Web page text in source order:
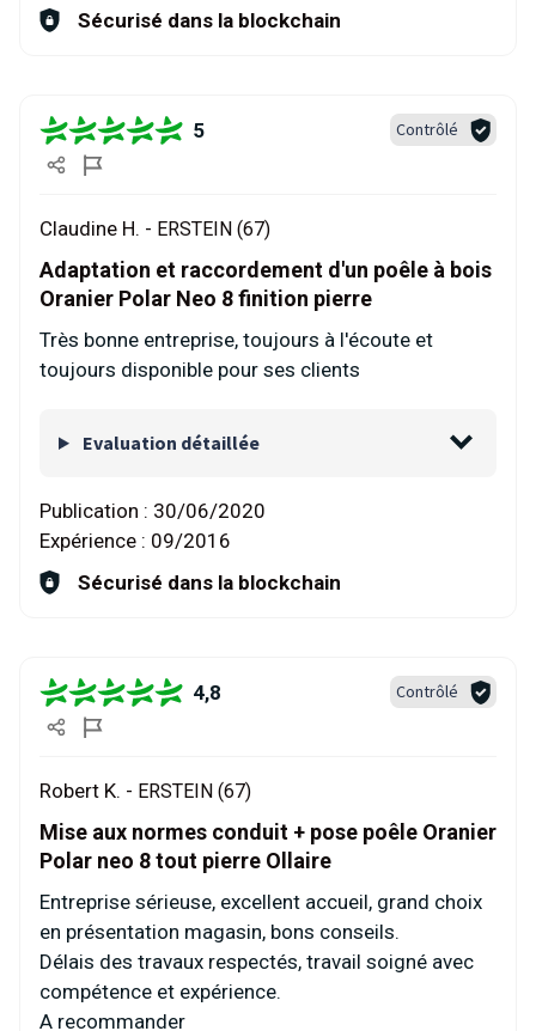
Sécurisé dans la blockchain
5 Contrôlé
Claudine H. - ERSTEIN (67)
Adaptation et raccordement d'un poêle à bois
Oranier Polar Neo 8 finition pierre
Très bonne entreprise, toujours à l'écoute et
toujours disponible pour ses clients
Evaluation détaillée
Publication : 30/06/2020
Expérience : 09/2016
Sécurisé dans la blockchain
4,8 Contrôlé
Robert K. - ERSTEIN (67)
Mise aux normes conduit + pose poêle Oranier
Polar neo 8 tout pierre Ollaire
Entreprise sérieuse, excellent accueil, grand choix
en présentation magasin, bons conseils.
Délais des travaux respectés, travail soigné avec
compétence et expérience.
A recommander